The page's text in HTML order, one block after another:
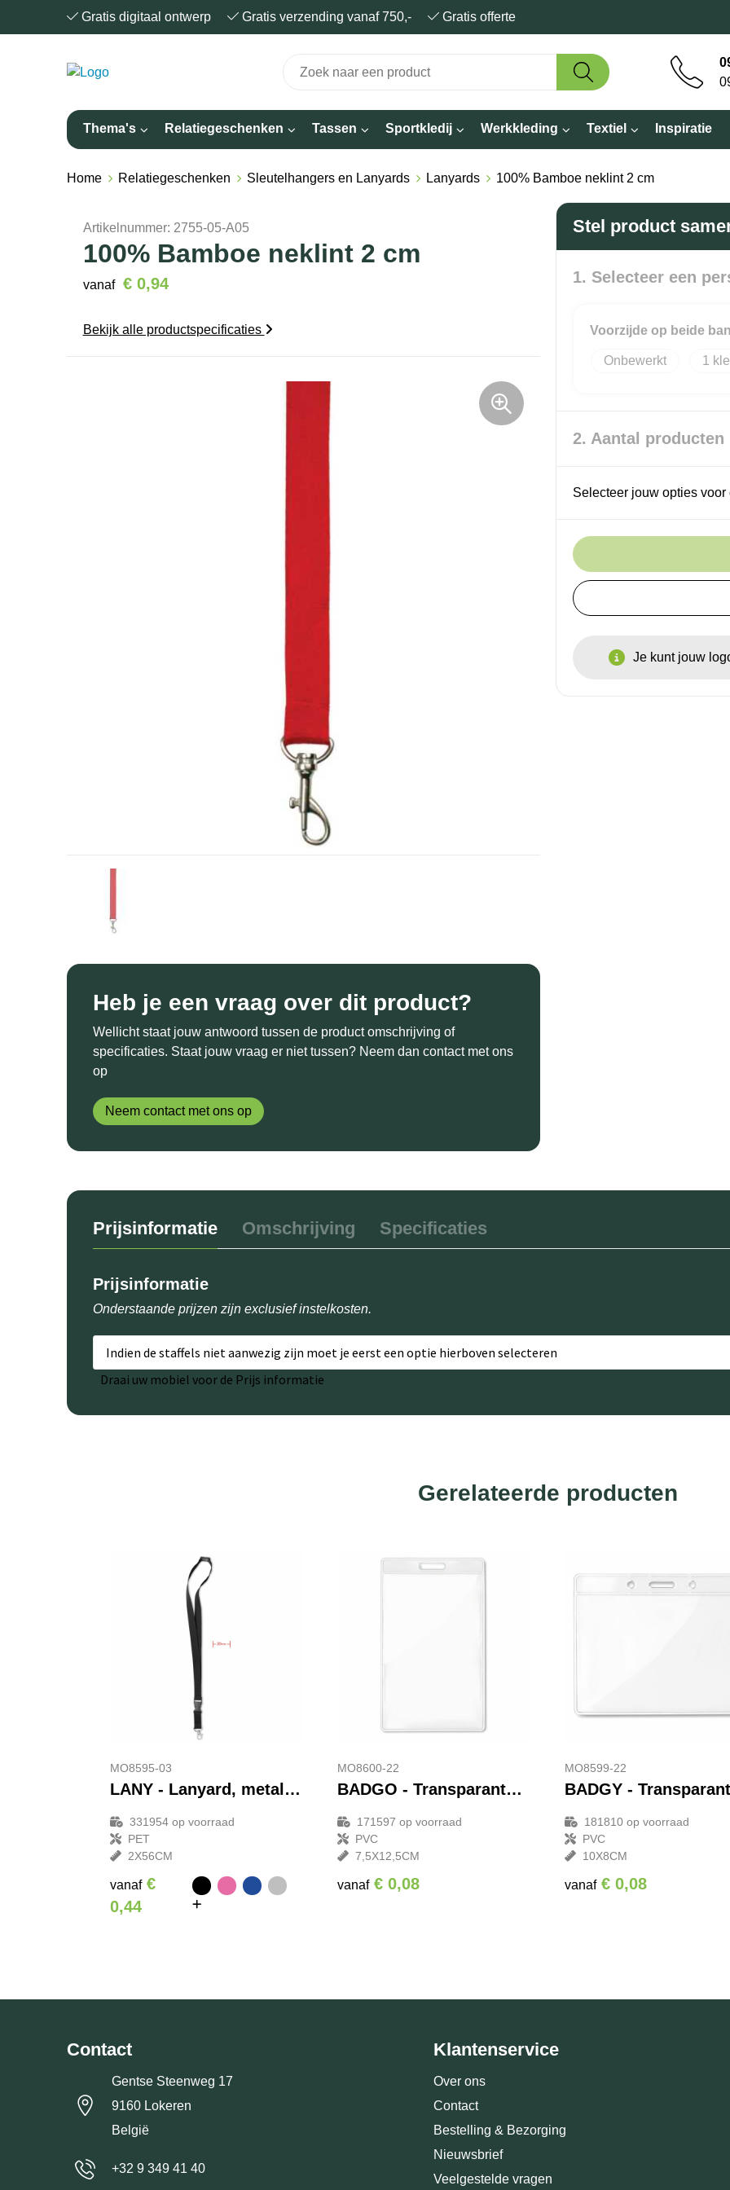
Gratis digitaal ontwerp Gratis verzending vanaf 750,- Gratis offerte
Thema's Relatiegeschenken Tassen Sportkledij Werkkleding Textiel Inspiratie
Home Relatiegeschenken Sleutelhangers en Lanyards Lanyards 100% Bamboe neklint 2 cm
Artikelnummer: 2755-05-A05
100% Bamboe neklint 2 cm
vanaf € 0,94
Bekijk alle productspecificaties
Heb je een vraag over dit product?
Wellicht staat jouw antwoord tussen de product omschrijving of
specificaties. Staat jouw vraag er niet tussen? Neem dan contact met ons
op
Neem contact met ons op
Stel product
1. Selecteer een
Voorzijde op beide
Onbewerkt 1
2. Aantal producten
Selecteer jouw opties
Je kunt jouw
Prijsinformatie Omschrijving Specificaties
Prijsinformatie
Onderstaande prijzen zijn exclusief instelkosten.
Indien de staffels niet aanwezig zijn moet je eerst een optie hierboven selecteren
Draai uw mobiel voor de Prijs informatie
Gerelateerde producten
MO8595-03
LANY - Lanyard, metalen haak. 20 mm
331954op voorraad
PET
2X56CM
vanaf €
0,44
MO8600-22
BADGO - Transparante badge
171597 op voorraad
PVC
7,5X12,5CM
vanaf € 0,08
MO8599-22
181810 op voorraad
PVC
10X8CM
vanaf € 0,08
Contact
Gentse Steenweg 17
9160 Lokeren
België
+32 9 349 41 40
Klantenservice
Over ons
Contact
Bestelling & Bezorging
Nieuwsbrief
Veelgestelde vragen